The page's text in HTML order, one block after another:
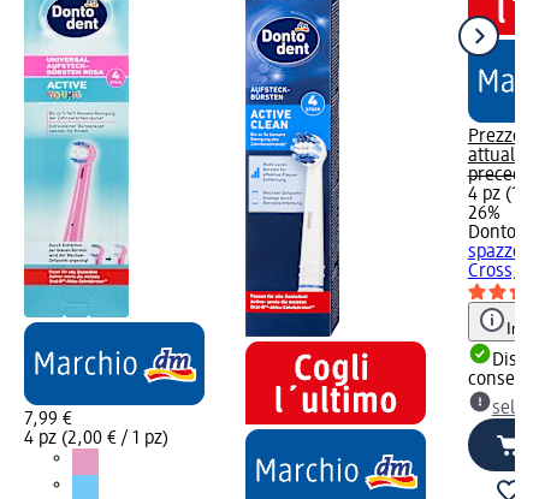
7,99 €
4 pz (2,00 € / 1 pz)
Prezzo
attuale:
4 pz
26%
Cross, 4